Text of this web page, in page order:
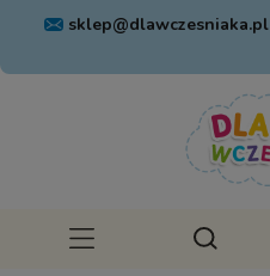
sklep@dlawczesniaka.pl